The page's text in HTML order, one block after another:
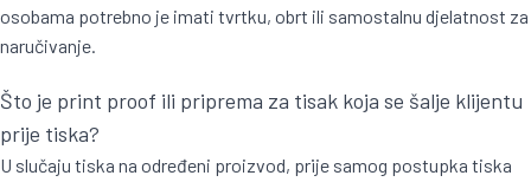
osobama potrebno je imati tvrtku, obrt ili samostalnu djelatnost za
naručivanje.
Što je print proof ili priprema za tisak koja se šalje klijentu
prije tiska?
U slučaju tiska na određeni proizvod, prije samog postupka tiska